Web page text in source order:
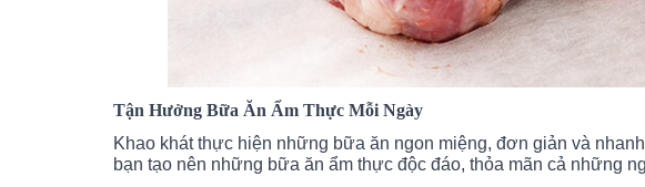
Tận Hưởng Bữa Ăn Ẩm Thực Mỗi Ngày
Khao khát thực hiện những bữa ăn ngon miệng, đơn giản và
bạn tạo nên những bữa ăn ẩm thực độc đáo, thỏa mãn cả những